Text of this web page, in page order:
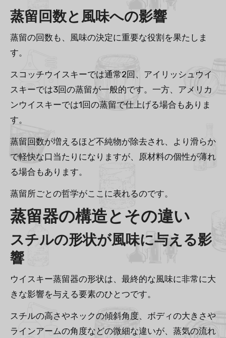
蒸留回数と風味への影響
蒸留の回数も、風味の決定に重要な役割を果たしま
す。
スコッチウイスキーでは通常2回、アイリッシュウイ
スキーでは3回の蒸留が一般的です。一方、アメリカ
ンウイスキーでは1回の蒸留で仕上げる場合もありま
す。
蒸留回数が増えるほど不純物が除去され、より滑らか
で軽快な口当たりになりますが、原材料の個性が薄れ
る場合もあります。
蒸留所ごとの哲学がここに表れるのです。
蒸留器の構造とその違い
スチルの形状が風味に与える影
響
ウイスキー蒸留器の形状は、最終的な風味に非常に大
きな影響を与える要素のひとつです。
スチルの高さやネックの傾斜角度、ボディの大きさや
ラインアームの角度などの微細な違いが、蒸気の流れ